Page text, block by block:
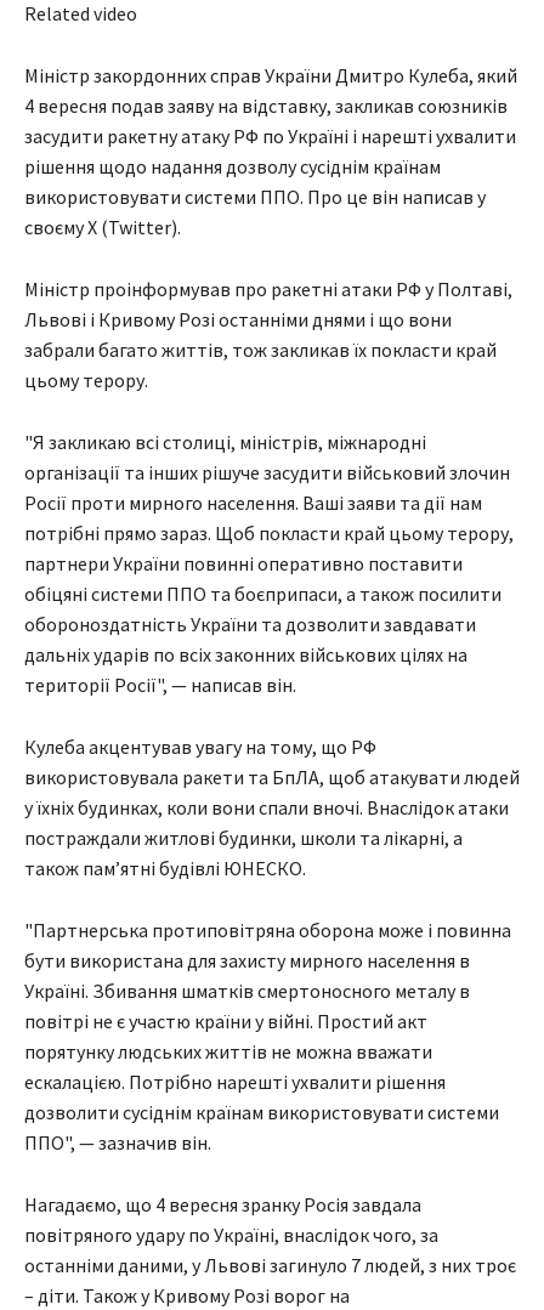
Related video
Міністр закордонних справ України Дмитро Кулеба, який
4 вересня подав заяву на відставку, закликав союзників
засудити ракетну атаку РФ по Україні і нарешті ухвалити
рішення щодо надання дозволу сусіднім країнам
використовувати системи ППО. Про це він написав у
своєму X (Twitter).
Міністр проінформував про ракетні атаки РФ у Полтаві,
Львові і Кривому Розі останніми днями і що вони
забрали багато життів, тож закликав їх покласти край
цьому терору.
"Я закликаю всі столиці, міністрів, міжнародні
організації та інших рішуче засудити військовий злочин
Росії проти мирного населення. Ваші заяви та дії нам
потрібні прямо зараз. Щоб покласти край цьому терору,
партнери України повинні оперативно поставити
обіцяні системи ППО та боєприпаси, а також посилити
обороноздатність України та дозволити завдавати
дальніх ударів по всіх законних військових цілях на
території Росії", — написав він.
Кулеба акцентував увагу на тому, що РФ
використовувала ракети та БпЛА, щоб атакувати людей
у їхніх будинках, коли вони спали вночі. Внаслідок атаки
постраждали житлові будинки, школи та лікарні, а
також пам’ятні будівлі ЮНЕСКО.
"Партнерська протиповітряна оборона може і повинна
бути використана для захисту мирного населення в
Україні. Збивання шматків смертоносного металу в
повітрі не є участю країни у війні. Простий акт
порятунку людських життів не можна вважати
ескалацією. Потрібно нарешті ухвалити рішення
дозволити сусіднім країнам використовувати системи
ППО", — зазначив він.
Нагадаємо, що 4 вересня зранку Росія завдала
повітряного удару по Україні, внаслідок чого, за
останніми даними, у Львові загинуло 7 людей, з них троє
– діти. Також у Кривому Розі ворог на